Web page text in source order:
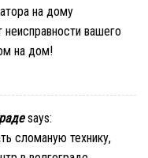
на дому
вашего
на дом!
says:
сломаную технику,